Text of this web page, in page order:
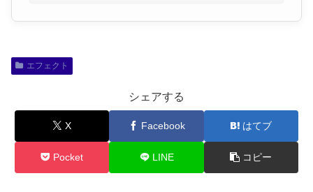
エフェクト
シェアする
X Facebook はてブ
Pocket LINE コピー